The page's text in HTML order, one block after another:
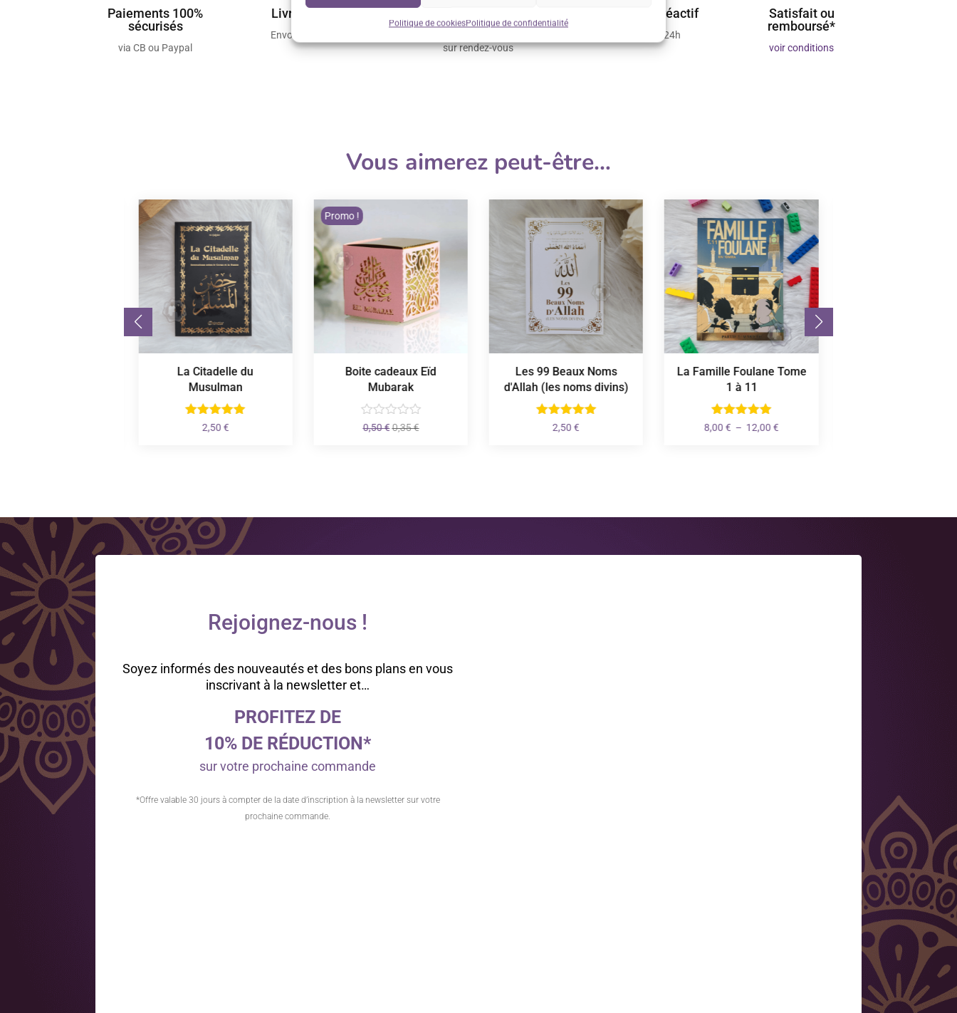
Politique de cookiesPolitique de confidentialité
Paiements 100%
sécurisés
via CB ou Paypal
Livraison rapide
Envois sous 48h/72h
Vénissieux
sur rendez-vous
Service client réactif
Réponse sous 24h
Satisfait ou
remboursé*
voir conditions
Vous aimerez peut-être…
La Citadelle du
Musulman
2,50 €
Promo !
Boite cadeaux Eïd
Mubarak
0,50€Le
0,35€Le
Les 99 Beaux Noms
d'Allah (les noms divins)
2,50€
La Famille Foulane Tome
1 à 11
8,00 € – 12,00 €Plage
Rejoignez-nous !
Soyez informés des nouveautés et des bons plans en vous
inscrivant à la newsletter et…
PROFITEZ DE
10% DE RÉDUCTION*
sur votre prochaine commande
*Offre valable 30 jours à compter de la date d’inscription à la newsletter sur votre
prochaine commande.